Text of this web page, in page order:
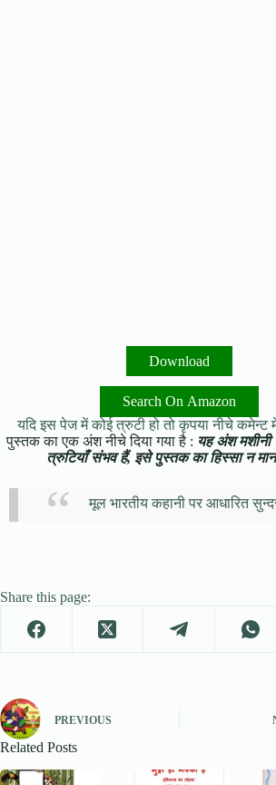
Download
Search On Amazon
यदि इस पेज में कोई त्रुटी हो तो कृपया नीचे कमेन्ट
पुस्तक का एक अंश नीचे दिया गया है : यह अंश मशीनी
त्रुटियाँ संभव हैं, इसे पुस्तक का हिस्सा न
मूल भारतीय कहानी पर आधारित
Share this page:
PREVIOUS
Related Posts